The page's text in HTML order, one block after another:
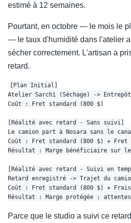
estimé à 12 semaines.
Pourtant, en octobre — le mois le
— le taux d'humidité dans l'atelier
sécher correctement. L'artisan a
retard.
[Plan Initial]
Atelier Sarchí (Séchage) ->
Coût : Fret standard (800 $)
[Réalité avec retard - Sans suivi]
Le camion part à Nosara sans le
Coût : Fret standard (800 $) +
Résultat : Marge bénéficiaire sur
[Réalité avec retard - Suivi en
Retard enregistré -> Trajet du
Coût : Fret standard (800 $) + Frais
Parce que le studio a suivi ce